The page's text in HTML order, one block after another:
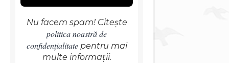
Nu facem spam! Citește
politica noastră de
confidențialitatepentru mai
multe informații.